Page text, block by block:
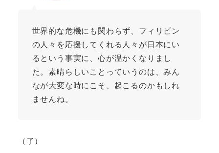
世界的な危機にも関わらず、フィリピン
の人々を応援してくれる人々が日本にい
るという事実に、心が温かくなりまし
た。素晴らしいことっていうのは、みん
なが大変な時にこそ、起こるのかもしれ
ませんね。
（了）